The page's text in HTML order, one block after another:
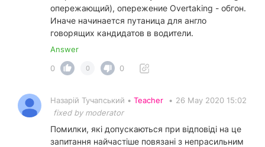
опережающий), опережение Overtaking - обгон.
Иначе начинается путаница для англо
говорящих кандидатов в водители.
Answer
0
0 0
Назарій Тучапський • Teacher • 26 May 2020 15:02
fixed by moderator
Помилки, які допускаються при відповіді на це
запитання найчастіше повязані з непрасильним